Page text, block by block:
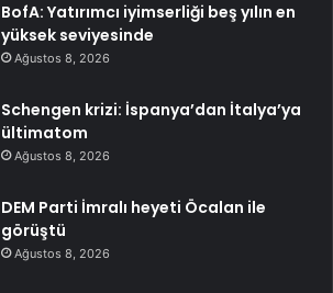
BofA: Yatırımcı iyimserliği beş yılın en
yüksek seviyesinde
Ağustos 8, 2026
Schengen krizi: İspanya’dan İtalya’ya
ültimatom
Ağustos 8, 2026
DEM Parti İmralı heyeti Öcalan ile
görüştü
Ağustos 8, 2026